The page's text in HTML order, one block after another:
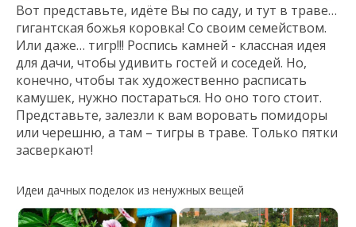
Вот представьте, идёте Вы по саду, и тут в траве…
гигантская божья коровка! Со своим семейством.
Или даже… тигр!!! Роспись камней - классная идея
для дачи, чтобы удивить гостей и соседей. Но,
конечно, чтобы так художественно расписать
камушек, нужно постараться. Но оно того стоит.
Представьте, залезли к вам воровать помидоры
или черешню, а там – тигры в траве. Только пятки
засверкают!
Идеи дачных поделок из ненужных вещей